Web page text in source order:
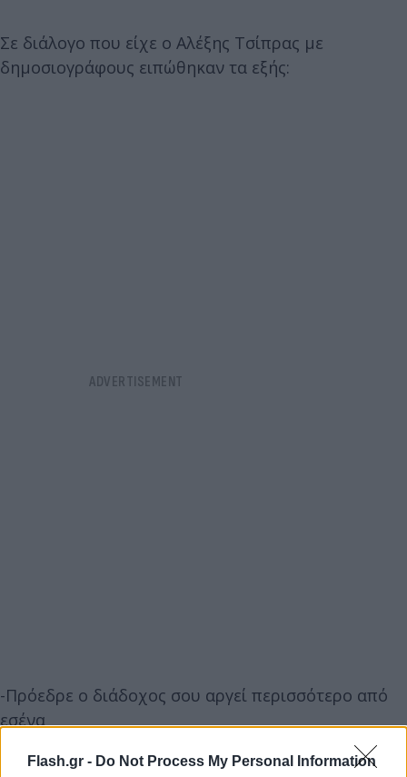
Flash.gr - Do Not Process My Personal Information
Σε διάλογο που είχε ο Αλέξης Τσίπρας με
δημοσιογράφους ειπώθηκαν τα εξής:
-Πρόεδρε ο διάδοχος σου αργεί περισσότερο από
εσένα